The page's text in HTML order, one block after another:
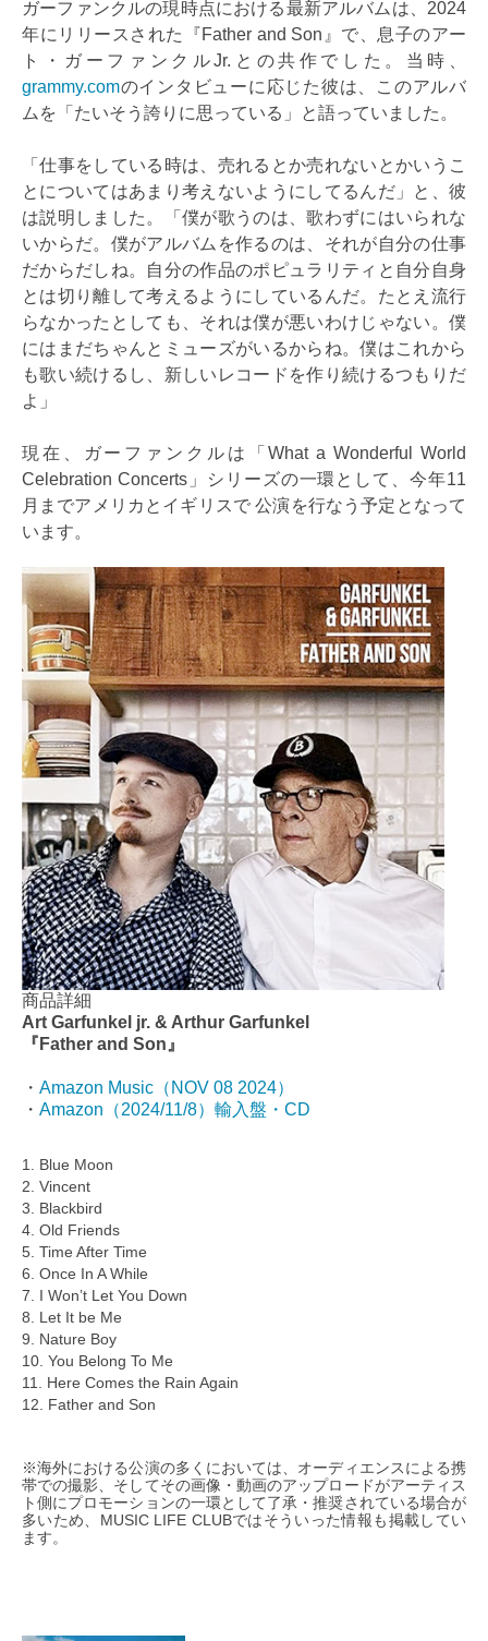
ガーファンクルの現時点における最新アルバムは、2024
年にリリースされた『Father and Son』で、息子のアー
ト・ガーファンクルJr.との共作でした。当時、
grammy.comのインタビューに応じた彼は、このアルバ
ムを「たいそう誇りに思っている」と語っていました。
「仕事をしている時は、売れるとか売れないとかいうこ
とについてはあまり考えないようにしてるんだ」と、彼
は説明しました。「僕が歌うのは、歌わずにはいられな
いからだ。僕がアルバムを作るのは、それが自分の仕事
だからだしね。自分の作品のポピュラリティと自分自身
とは切り離して考えるようにしているんだ。たとえ流行
らなかったとしても、それは僕が悪いわけじゃない。僕
にはまだちゃんとミューズがいるからね。僕はこれから
も歌い続けるし、新しいレコードを作り続けるつもりだ
よ」
現在、ガーファンクルは「What a Wonderful World
Celebration Concerts」シリーズの一環として、今年11
月までアメリカとイギリスで 公演を行なう予定となって
います。
商品詳細
Art Garfunkel jr. & Arthur Garfunkel
『Father and Son』
・ Amazon Music（NOV 08 2024）
・ Amazon（2024/11/8）輸入盤・CD
1. Blue Moon
2. Vincent
3. Blackbird
4. Old Friends
5. Time After Time
6. Once In A While
7. I Won’t Let You Down
8. Let It be Me
9. Nature Boy
10. You Belong To Me
11. Here Comes the Rain Again
12. Father and Son
※海外における公演の多くにおいては、オーディエンスによる携
帯での撮影、そしてその画像・動画のアップロードがアーティス
ト側にプロモーションの一環として了承・推奨されている場合が
多いため、MUSIC LIFE CLUBではそういった情報も掲載してい
ます。